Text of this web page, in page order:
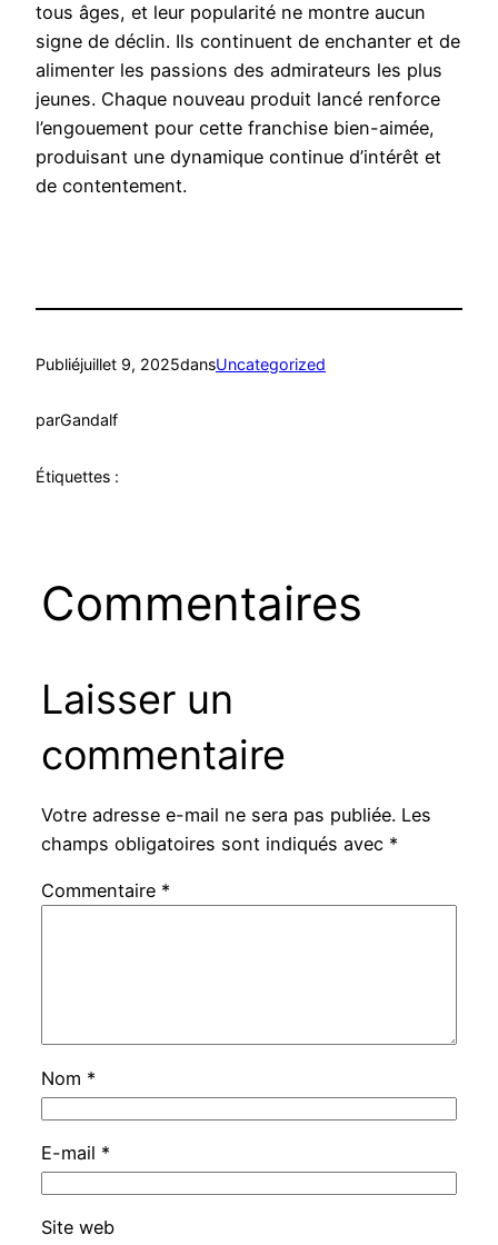
tous âges, et leur popularité ne montre aucun
signe de déclin. Ils continuent de enchanter et de
alimenter les passions des admirateurs les plus
jeunes. Chaque nouveau produit lancé renforce
l’engouement pour cette franchise bien-aimée,
produisant une dynamique continue d’intérêt et
de contentement.
Publiéjuillet 9, 2025dansUncategorized
parGandalf
Étiquettes :
Commentaires
Laisser un
commentaire
Votre adresse e-mail ne sera pas publiée. Les
champs obligatoires sont indiqués avec *
Commentaire *
Nom *
E-mail *
Site web